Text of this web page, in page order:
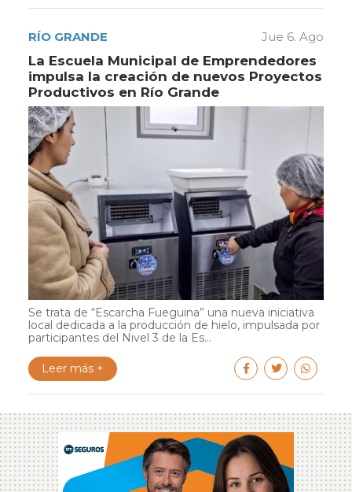
RÍO GRANDE Jue 6. Ago
La Escuela Municipal de Emprendedores
impulsa la creación de nuevos Proyectos
Productivos en Río Grande
Se trata de “Escarcha Fueguina” una nueva iniciativa
local dedicada a la producción de hielo, impulsada por
participantes del Nivel 3 de la Es...
Leer más +